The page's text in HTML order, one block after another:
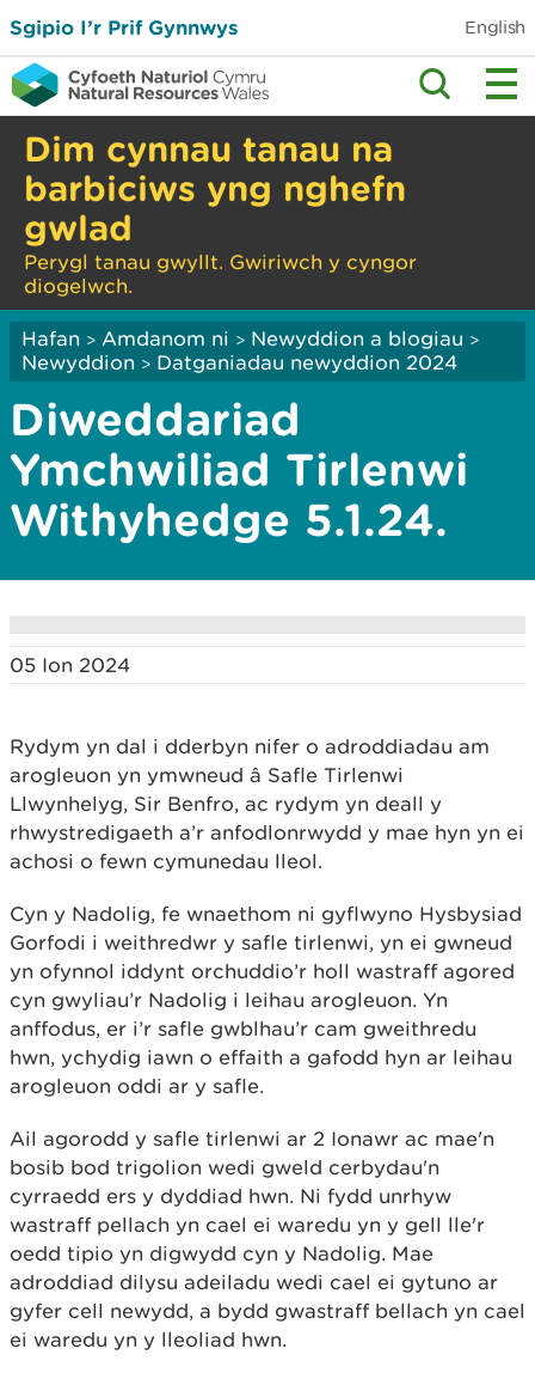
Sgipio I’r Prif Gynnwys English
Dim cynnau tanau na
barbiciws yng nghefn
gwlad
Perygl tanau gwyllt. Gwiriwch y cyngor
diogelwch.
Hafan > Amdanom ni > Newyddion a blogiau >
Newyddion > Datganiadau newyddion 2024
Diweddariad
Ymchwiliad Tirlenwi
Withyhedge 5.1.24.
05 Ion 2024
Rydym yn dal i dderbyn nifer o adroddiadau am
arogleuon yn ymwneud â Safle Tirlenwi
Llwynhelyg, Sir Benfro, ac rydym yn deall y
rhwystredigaeth a’r anfodlonrwydd y mae hyn yn ei
achosi o fewn cymunedau lleol.
Cyn y Nadolig, fe wnaethom ni gyflwyno Hysbysiad
Gorfodi i weithredwr y safle tirlenwi, yn ei gwneud
yn ofynnol iddynt orchuddio’r holl wastraff agored
cyn gwyliau’r Nadolig i leihau arogleuon. Yn
anffodus, er i’r safle gwblhau’r cam gweithredu
hwn, ychydig iawn o effaith a gafodd hyn ar leihau
arogleuon oddi ar y safle.
Ail agorodd y safle tirlenwi ar 2 Ionawr ac mae'n
bosib bod trigolion wedi gweld cerbydau'n
cyrraedd ers y dyddiad hwn. Ni fydd unrhyw
wastraff pellach yn cael ei waredu yn y gell lle'r
oedd tipio yn digwydd cyn y Nadolig. Mae
adroddiad dilysu adeiladu wedi cael ei gytuno ar
gyfer cell newydd, a bydd gwastraff bellach yn cael
ei waredu yn y lleoliad hwn.